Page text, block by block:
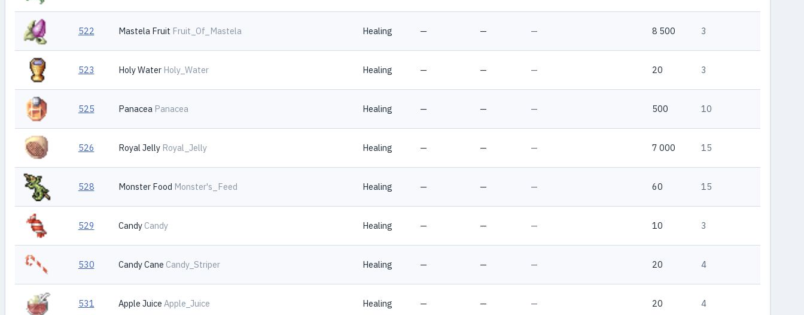
522 Mastela Fruit Fruit_Of_Mastela Healing — — — 8 500 3
523 Holy Water Holy_Water Healing — — — 20 3
525 Panacea Panacea Healing — — — 500 10
526 Royal Jelly Royal_Jelly Healing — — — 7 000 15
528 Monster Food Monster's_Feed Healing — — — 60 15
529 Candy Candy Healing — — — 10 3
530 Candy Cane Candy_Striper Healing — — — 20 4
531 Apple Juice Apple_Juice Healing — — — 20 4